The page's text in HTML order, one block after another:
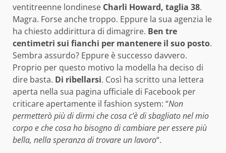
ventitreenne londinese Charli Howard, taglia 38.
Magra. Forse anche troppo. Eppure la sua agenzia le
ha chiesto addirittura di dimagrire. Ben tre
centimetri sui fianchi per mantenere il suo posto.
Sembra assurdo? Eppure è successo davvero.
Proprio per questo motivo la modella ha deciso di
dire basta. Di ribellarsi. Così ha scritto una lettera
aperta nella sua pagina ufficiale di Facebook per
criticare apertamente il fashion system: “Non
permetterò più di dirmi che cosa c’è di sbagliato nel mio
corpo e che cosa ho bisogno di cambiare per essere più
bella, nella speranza di trovare un lavoro“.